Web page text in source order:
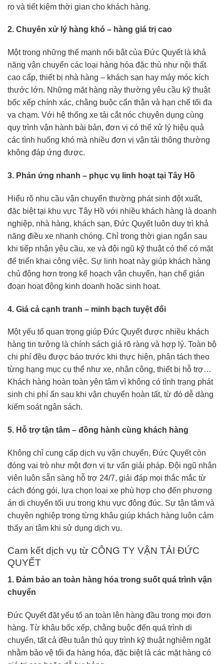
ro và tiết kiệm thời gian cho khách hàng.
2. Chuyên xử lý hàng khó – hàng giá trị cao
Một trong những thế mạnh nổi bật của Đức Quyết là khả
năng vận chuyển các loại hàng hóa đặc thù như nội thất
cao cấp, thiết bị nhà hàng – khách sạn hay máy móc kích
thước lớn. Những mặt hàng này thường yêu cầu kỹ thuật
bốc xếp chính xác, chằng buộc cẩn thận và hạn chế tối đa
va chạm. Với hệ thống xe tải cắt nóc chuyên dụng cùng
quy trình vận hành bài bản, đơn vị có thể xử lý hiệu quả
các tình huống khó mà nhiều đơn vị vận tải thông thường
không đáp ứng được.
3. Phản ứng nhanh – phục vụ linh hoạt tại Tây Hồ
Hiểu rõ nhu cầu vận chuyển thường phát sinh đột xuất,
đặc biệt tại khu vực Tây Hồ với nhiều khách hàng là doanh
nghiệp, nhà hàng, khách sạn, Đức Quyết luôn duy trì khả
năng điều xe nhanh chóng. Chỉ trong thời gian ngắn sau
khi tiếp nhận yêu cầu, xe và đội ngũ kỹ thuật có thể có mặt
để triển khai công việc. Sự linh hoạt này giúp khách hàng
chủ động hơn trong kế hoạch vận chuyển, hạn chế gián
đoạn hoạt động kinh doanh hoặc sinh hoạt.
4. Giá cả cạnh tranh – minh bạch tuyệt đối
Một yếu tố quan trọng giúp Đức Quyết được nhiều khách
hàng tin tưởng là chính sách giá rõ ràng và hợp lý. Toàn bộ
chi phí đều được báo trước khi thực hiện, phân tách theo
từng hạng mục cụ thể như xe, nhân công, thiết bị hỗ trợ…
Khách hàng hoàn toàn yên tâm vì không có tình trạng phát
sinh chi phí ẩn sau khi vận chuyển hoàn tất, từ đó dễ dàng
kiểm soát ngân sách.
5. Hỗ trợ tận tâm – đồng hành cùng khách hàng
Không chỉ cung cấp dịch vụ vận chuyển, Đức Quyết còn
đóng vai trò như một đơn vị tư vấn giải pháp. Đội ngũ nhân
viên luôn sẵn sàng hỗ trợ 24/7, giải đáp mọi thắc mắc từ
cách đóng gói, lựa chọn loại xe phù hợp cho đến phương
án di chuyển tối ưu trong khu vực đông đúc. Sự tận tâm và
chuyên nghiệp trong từng khâu giúp khách hàng luôn cảm
thấy an tâm khi sử dụng dịch vụ.
Cam kết dịch vụ từ CÔNG TY VẬN TẢI ĐỨC
QUYẾT
1. Đảm bảo an toàn hàng hóa trong suốt quá trình vận
chuyển
Đức Quyết đặt yếu tố an toàn lên hàng đầu trong mọi đơn
hàng. Từ khâu bốc xếp, chằng buộc đến quá trình di
chuyển, tất cả đều tuân thủ quy trình kỹ thuật nghiêm ngặt
nhằm bảo vệ tối đa hàng hóa, đặc biệt là các mặt hàng có